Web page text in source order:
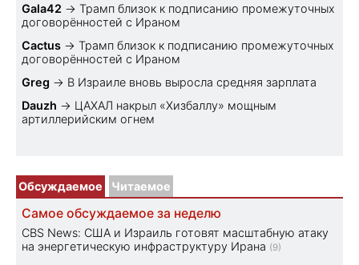
Gala42 → Трамп близок к подписанию промежуточных
договорённостей с Ираном
Cactus → Трамп близок к подписанию промежуточных
договорённостей с Ираном
Greg → В Израиле вновь выросла средняя зарплата
Dauzh → ЦАХАЛ накрыл «Хизбаллу» мощным
артиллерийским огнем
Обсуждаемое Читаемое
Самое обсуждаемое за неделю
CBS News: США и Израиль готовят масштабную атаку
на энергетическую инфраструктуру Ирана (9)